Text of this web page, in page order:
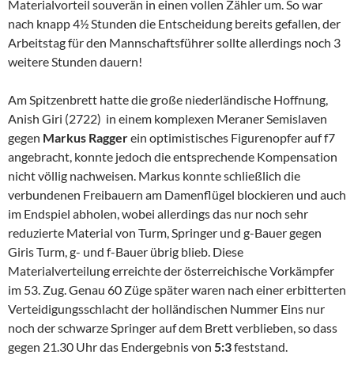
Materialvorteil souverän in einen vollen Zähler um. So war
nach knapp 4½ Stunden die Entscheidung bereits gefallen, der
Arbeitstag für den Mannschaftsführer sollte allerdings noch 3
weitere Stunden dauern!
Am Spitzenbrett hatte die große niederländische Hoffnung,
Anish Giri (2722) in einem komplexen Meraner Semislaven
gegen Markus Raggerein optimistisches Figurenopfer auf f7
angebracht, konnte jedoch die entsprechende Kompensation
nicht völlig nachweisen. Markus konnte schließlich die
verbundenen Freibauern am Damenflügel blockieren und auch
im Endspiel abholen, wobei allerdings das nur noch sehr
reduzierte Material von Turm, Springer und g-Bauer gegen
Giris Turm, g- und f-Bauer übrig blieb. Diese
Materialverteilung erreichte der österreichische Vorkämpfer
im 53. Zug. Genau 60 Züge später waren nach einer erbitterten
Verteidigungsschlacht der holländischen Nummer Eins nur
noch der schwarze Springer auf dem Brett verblieben, so dass
gegen 21.30 Uhr das Endergebnis von 5:3feststand.